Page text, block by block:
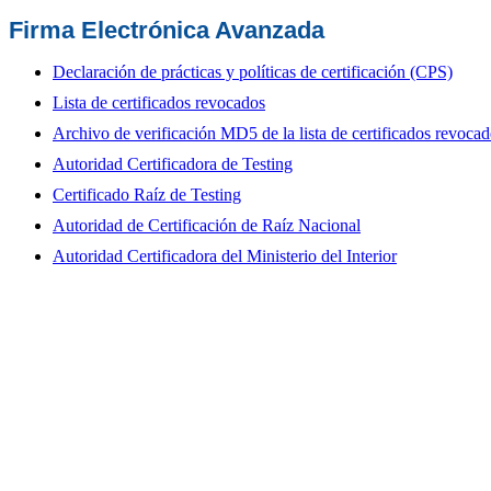
Firma Electrónica Avanzada
Declaración de prácticas y políticas de certificación (CPS)
Lista de certificados revocados
Archivo de verificación MD5 de la lista de certificados
Autoridad Certificadora de Testing
Certificado Raíz de Testing
Autoridad de Certificación de Raíz Nacional
Autoridad Certificadora del Ministerio del Interior